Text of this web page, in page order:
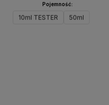
Pojemność:
10ml TESTER 50ml